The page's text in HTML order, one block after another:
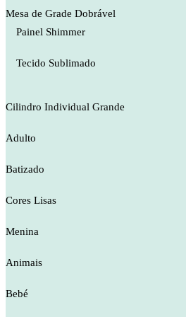
Mesa de Grade Dobrável
Painel Shimmer
Tecido Sublimado
Cilindro Individual Grande
Adulto
Batizado
Cores Lisas
Menina
Animais
Bebé